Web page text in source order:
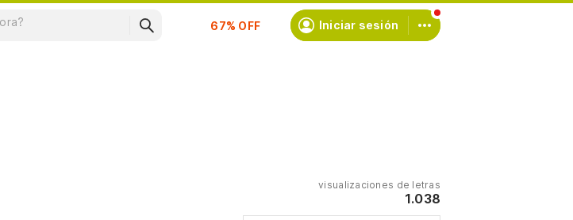
Suscríbete Iniciar sesión
visualizaciones de letras
1.038